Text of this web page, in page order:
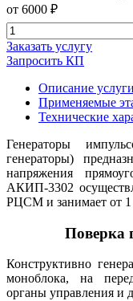
от 6000 ₽
Заказать услугу
Запросить КП
Описание услуги
Применяемые
Технические
Генераторы
генераторы)
напряжения
АКИП-3302
РЦСМ и занимает от 1
Поверка
Конструктивно
моноблока, на
органы управления и